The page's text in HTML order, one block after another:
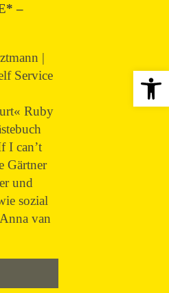
–
|
Service
Ruby
I can’t
Gärtner
und
sozial
van